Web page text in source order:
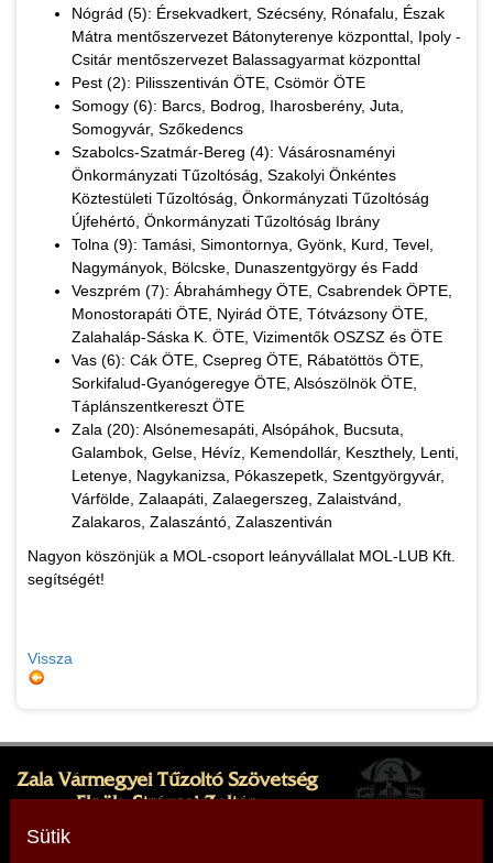
Nógrád (5): Érsekvadkert, Szécsény, Rónafalu, Észak
Mátra mentőszervezet Bátonyterenye központtal, Ipoly -
Csitár mentőszervezet Balassagyarmat központtal
Pest (2): Pilisszentiván ÖTE, Csömör ÖTE
Somogy (6): Barcs, Bodrog, Iharosberény, Juta,
Somogyvár, Szőkedencs
Szabolcs-Szatmár-Bereg (4): Vásárosnaményi
Önkormányzati Tűzoltóság, Szakolyi Önkéntes
Köztestületi Tűzoltóság, Önkormányzati Tűzoltóság
Újfehértó, Önkormányzati Tűzoltóság Ibrány
Tolna (9): Tamási, Simontornya, Gyönk, Kurd, Tevel,
Nagymányok, Bölcske, Dunaszentgyörgy és Fadd
Veszprém (7): Ábrahámhegy ÖTE, Csabrendek ÖPTE,
Monostorapáti ÖTE, Nyirád ÖTE, Tótvázsony ÖTE,
Zalahaláp-Sáska K. ÖTE, Vizimentők OSZSZ és ÖTE
Vas (6): Cák ÖTE, Csepreg ÖTE, Rábatöttös ÖTE,
Sorkifalud-Gyanógeregye ÖTE, Alsószölnök ÖTE,
Táplánszentkereszt ÖTE
Zala (20): Alsónemesapáti, Alsópáhok, Bucsuta,
Galambok, Gelse, Hévíz, Kemendollár, Keszthely, Lenti,
Letenye, Nagykanizsa, Pókaszepetk, Szentgyörgyvár,
Várfölde, Zalaapáti, Zalaegerszeg, Zalaistvánd,
Zalakaros, Zalaszántó, Zalaszentiván
Nagyon köszönjük a MOL-csoport leányvállalat MOL-LUB Kft.
segítségét!
Vissza
Zala Vármegyei Tűzoltó Szövetség
Elnök: Strázsai Zoltán
Cím: 8380 Hévíz, Sugár köz 1.
Sütik